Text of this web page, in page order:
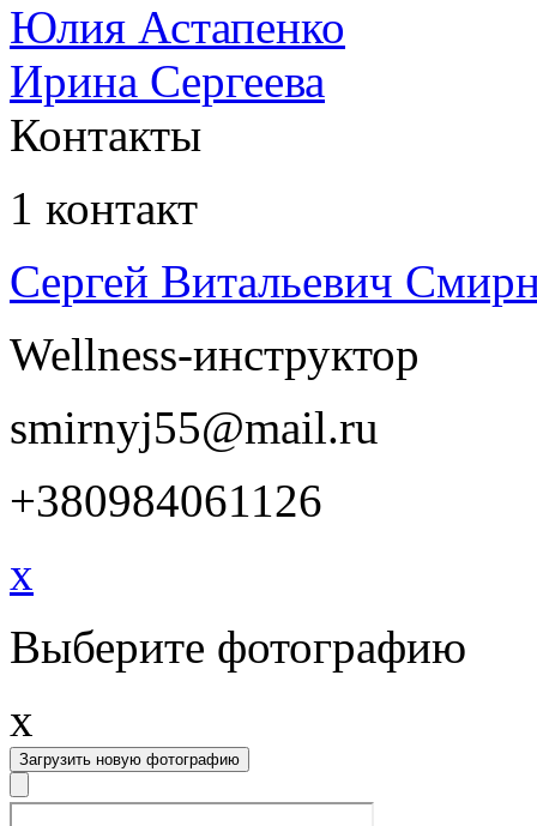
Юлия Астапенко
Ирина Сергеева
Контакты
1 контакт
Сергей Витальевич
Wellness-инструктор
smirnyj55@mail.ru
+380984061126
x
Выберите фотографию
x
Загрузить новую фотографию